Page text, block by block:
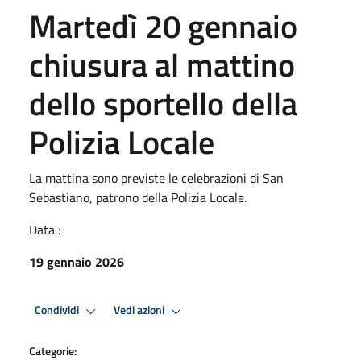
Martedì 20 gennaio
chiusura al mattino
dello sportello della
Polizia Locale
La mattina sono previste le celebrazioni di San
Sebastiano, patrono della Polizia Locale.
Data :
19 gennaio 2026
Condividi Vedi azioni
Categorie: